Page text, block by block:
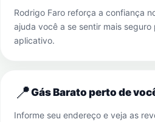
Rodrigo Faro reforça a confiança
ajuda você a se sentir mais
aplicativo.
📍Gás Barato perto de
Informe seu endereço e veja as